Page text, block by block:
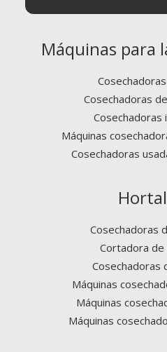
Máquinas para
Cosechadoras
Cosechadoras
Máquinas
Cosechadoras
Cosechadoras
Cortadora de
Cosechadoras
Máquinas
Máquinas
Máquinas